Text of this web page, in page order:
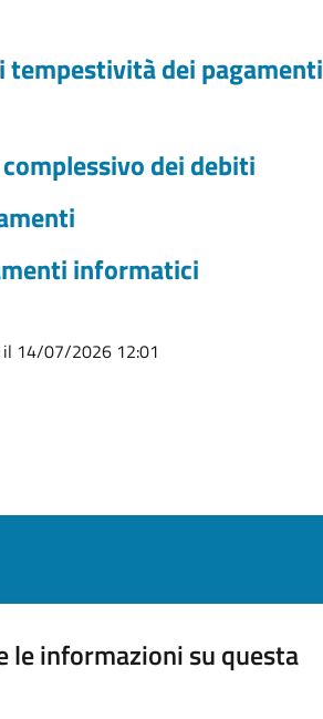
tempestività dei pagamenti
dei debiti
informatici
il 14/07/2026 12:01
le informazioni su questa